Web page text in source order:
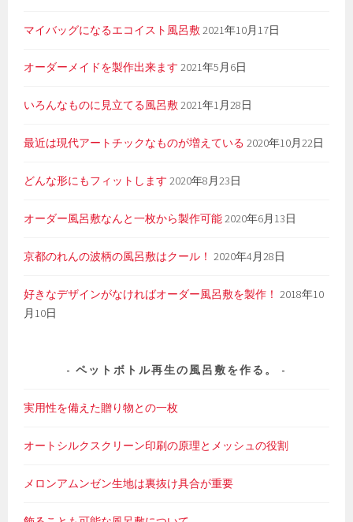
マイバッグになるエコイスト風呂敷2021年10月17日
オーダーメイドを製作出来ます 2021年5月6日
いろんなものに見立てる風呂敷2021年1月28日
最近は現代アートチックなものが増えている 2020年10月22日
どんな形にもフィットします 2020年8月23日
オーダー風呂敷なんと一枚から製作可能2020年6月13日
京都のれんの波柄の風呂敷はクール！ 2020年4月28日
好きなデザインがなければオーダー風呂敷を製作！ 2018年10
月10日
ペットボトル再生の風呂敷を作る。
実用性を備えた贈り物との一枚
オートシルクスクリーン印刷の原理とメッシュの役割
メロンアムンゼン生地は裏抜け具合が重要